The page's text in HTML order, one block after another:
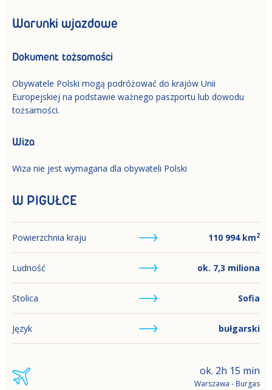
Warunki wjazdowe
Dokument tożsamości
Obywatele Polski mogą podróżować do krajów Unii
Europejskiej na podstawie ważnego paszportu lub dowodu
tożsamości.
Wiza
Wiza nie jest wymagana dla obywateli Polski
W PIGUŁCE
Powierzchnia kraju 110 994km2
Ludność ok. 7,3 miliona
Stolica Sofia
Język bułgarski
ok. 2h 15 min
Warszawa - Burgas